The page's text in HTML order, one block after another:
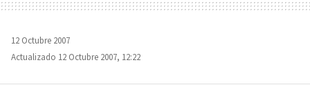
12 Octubre 2007
Actualizado 12 Octubre 2007, 12:22